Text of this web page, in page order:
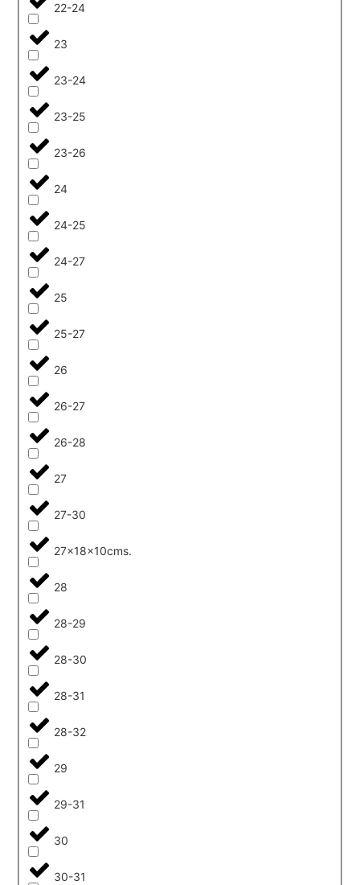
22-24
23
23-24
23-25
23-26
24
24-25
24-27
25
25-27
26
26-27
26-28
27
27-30
27x18x10cms.
28
28-29
28-30
28-31
28-32
29
29-31
30
30-31